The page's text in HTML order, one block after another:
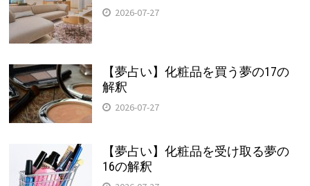
2026-07-27
【夢占い】化粧品を買う夢の17の
解釈
2026-07-27
【夢占い】化粧品を受け取る夢の
16の解釈